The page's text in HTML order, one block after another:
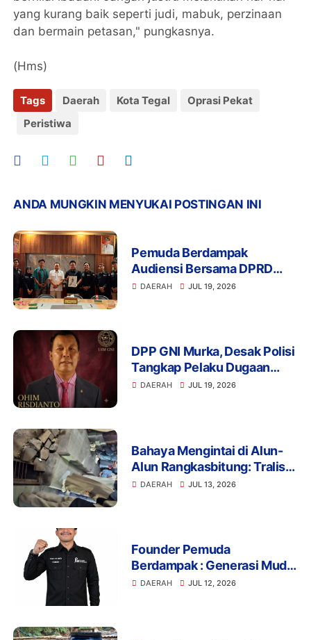
yang kurang baik seperti judi, mabuk, perzinaan
dan bermain petasan," pungkasnya.
(Hms)
Tags Daerah Kota Tegal
Oprasi Pekat
Peristiwa
ANDA MUNGKIN MENYUKAI POSTINGAN INI
Pemuda Berdampak
Audiensi Bersama DPRD
Provinsi Banten Bahas
DAERAH JUL 19, 2026
DPP GNI Murka, Desak Polisi
Tangkap Pelaku Dugaan
Intimidasi dan
DAERAH JUL 19, 2026
Bahaya Mengintai di Alun-
Alun Rangkasbitung: Tralis
Drainase Rusak Picu Banyak
DAERAH JUL 13, 2026
Founder Pemuda
Berdampak : Generasi Muda
Mengapresiasi Komitmen
DAERAH JUL 12, 2026